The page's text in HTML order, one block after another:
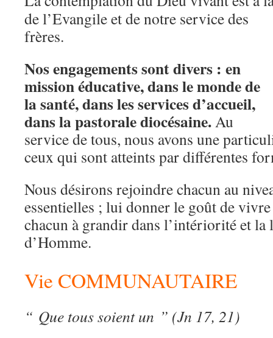
de l’Evangile et de notre service des
frères.
Nos engagements sont divers : en
mission éducative, dans le monde de
la santé, dans les services d’accueil,
dans la pastorale diocésaine.Au
service de tous, nous avons une
ceux qui sont atteints par différentes
Nous désirons rejoindre chacun au
essentielles ; lui donner le goût de
chacun à grandir dans l’intériorité et
d’Homme.
Vie COMMUNAUTAIRE
“ Que tous soient un ” (Jn 17, 21)